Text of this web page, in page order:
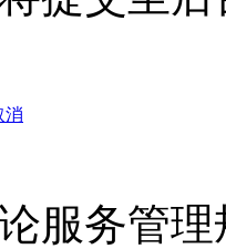
消
服务管理